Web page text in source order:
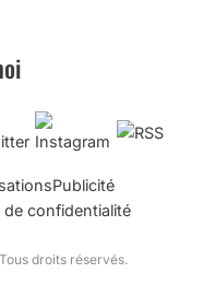
Publicité
de confidentialité
droits réservés.